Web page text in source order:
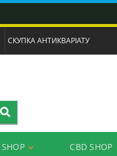
СКУПКА АНТИКВАРІАТУ
CBD SHOP